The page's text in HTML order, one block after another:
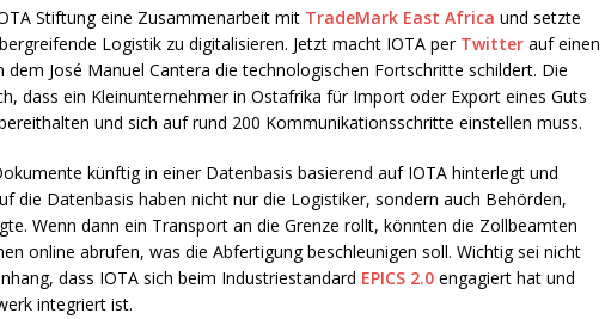
Stiftung eine Zusammenarbeit mit TradeMark East Africa und setzte
Logistik zu digitalisieren. Jetzt macht IOTA per Twitter auf einen
dem José Manuel Cantera die technologischen Fortschritte schildert. Die
dass ein Kleinunternehmer in Ostafrika für Import oder Export eines Guts
und sich auf rund 200 Kommunikationsschritte einstellen muss.
künftig in einer Datenbasis basierend auf IOTA hinterlegt und
die Datenbasis haben nicht nur die Logistiker, sondern auch Behörden,
Wenn dann ein Transport an die Grenze rollt, könnten die Zollbeamten
online abrufen, was die Abfertigung beschleunigen soll. Wichtig sei nicht
dass IOTA sich beim Industriestandard EPICS 2.0 engagiert hat und
integriert ist.